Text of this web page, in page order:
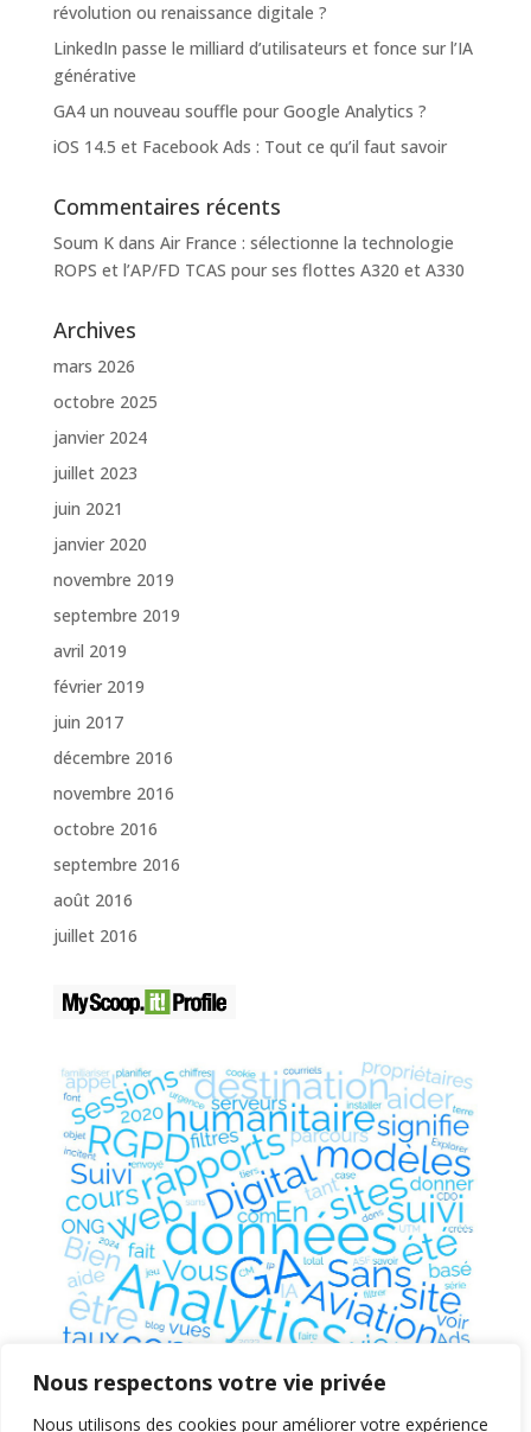
Nous respectons votre vie privée
Nous utilisons des cookies pour améliorer votre expérience
révolution ou renaissance digitale ?
LinkedIn passe le milliard d’utilisateurs et fonce sur l’IA
générative
GA4 un nouveau souffle pour Google Analytics ?
iOS 14.5 et Facebook Ads : Tout ce qu’il faut savoir
Commentaires récents
Soum Kdans Air France : sélectionne la technologie
ROPS et l’AP/FD TCAS pour ses flottes A320 et A330
Archives
mars 2026
octobre 2025
janvier 2024
juillet 2023
juin 2021
janvier 2020
novembre 2019
septembre 2019
avril 2019
février 2019
juin 2017
décembre 2016
novembre 2016
octobre 2016
septembre 2016
août 2016
juillet 2016